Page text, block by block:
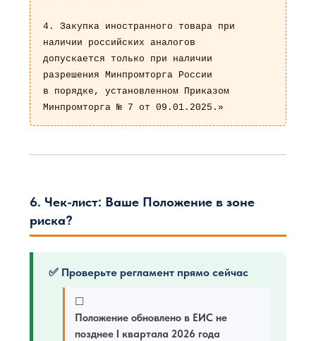
4. Закупка иностранного товара при
наличии российских аналогов
допускается только при наличии
разрешения Минпромторга России
в порядке, установленном Приказом
Минпромторга № 7 от 09.01.2025.»
6. Чек-лист: Ваше Положение в зоне
риска?
✅ Проверьте регламент прямо сейчас
☐
Положение обновлено в ЕИС не
позднее I квартала 2026 года